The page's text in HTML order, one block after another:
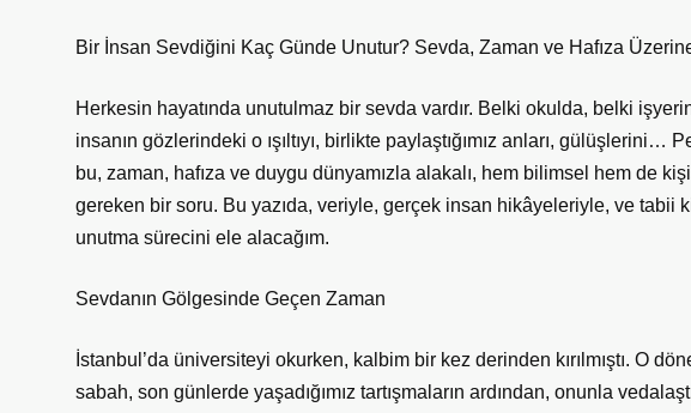
Bir İnsan Sevdiğini Kaç Günde Unutur? Sevda, Zaman ve Hafıza
Herkesin hayatında unutulmaz bir sevda vardır. Belki okulda, belki
insanın gözlerindeki o ışıltıyı, birlikte paylaştığımız anları,
bu, zaman, hafıza ve duygu dünyamızla alakalı, hem bilimsel hem de
gereken bir soru. Bu yazıda, veriyle, gerçek insan hikâyeleriyle, ve tabii
unutma sürecini ele alacağım.
Sevdanın Gölgesinde Geçen Zaman
İstanbul’da üniversiteyi okurken, kalbim bir kez derinden kırılmıştı. O
sabah, son günlerde yaşadığımız tartışmaların ardından, onunla